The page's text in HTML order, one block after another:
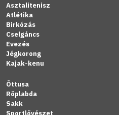
Asztalitenisz
Atlétika
Birkózás
Cselgáncs
Evezés
Jégkorong
Kajak-kenu
Öttusa
Röplabda
Sakk
Sportlövészet